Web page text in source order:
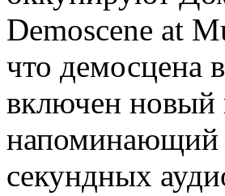
Demoscene at
что демосцена
включен новый
напоминающий
секундных